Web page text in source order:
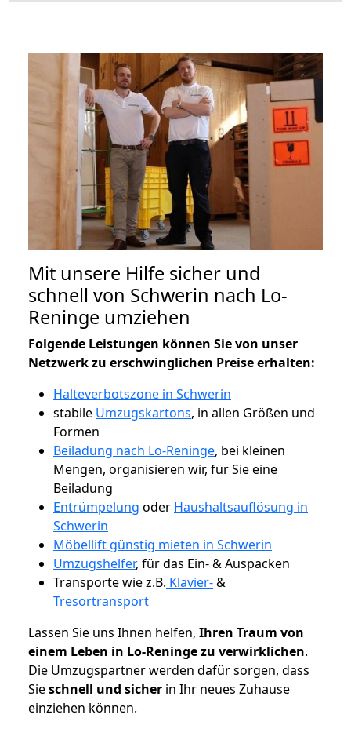
Mit unsere Hilfe sicher und
schnell von Schwerin nach Lo-
Reninge umziehen
Folgende Leistungen können Sie von unser
Netzwerk zu erschwinglichen Preise erhalten:
Halteverbotszone in Schwerin
stabile Umzugskartons, in allen Größen und
Formen
Beiladung nach Lo-Reninge, bei kleinen
Mengen, organisieren wir, für Sie eine
Beiladung
Entrümpelung oder Haushaltsauflösung in
Schwerin
Möbellift günstig mieten in Schwerin
Umzugshelfer, für das Ein- & Auspacken
Transporte wie z.B. Klavier-&
Tresortransport
Lassen Sie uns Ihnen helfen, Ihren Traum von
einem Leben in Lo-Reninge zu verwirklichen.
Die Umzugspartner werden dafür sorgen, dass
Sieschnell und sicher in Ihr neues Zuhause
einziehen können.